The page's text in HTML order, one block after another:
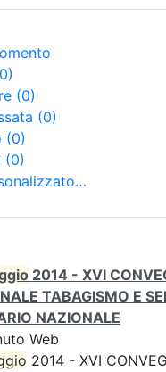
(0)
(0)
(0)
(0)
2014 - XVI
TABAGISMO E
NAZIONALE
Web
2014 - XVI